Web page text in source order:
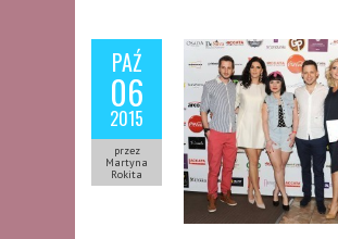
PAŹ
06
2015
przez
Martyna
Rokita